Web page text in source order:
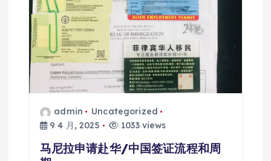
admin
Uncategorized
9 4 月, 2025
1033 views
马尼拉申请赴华/中国签证流程和周